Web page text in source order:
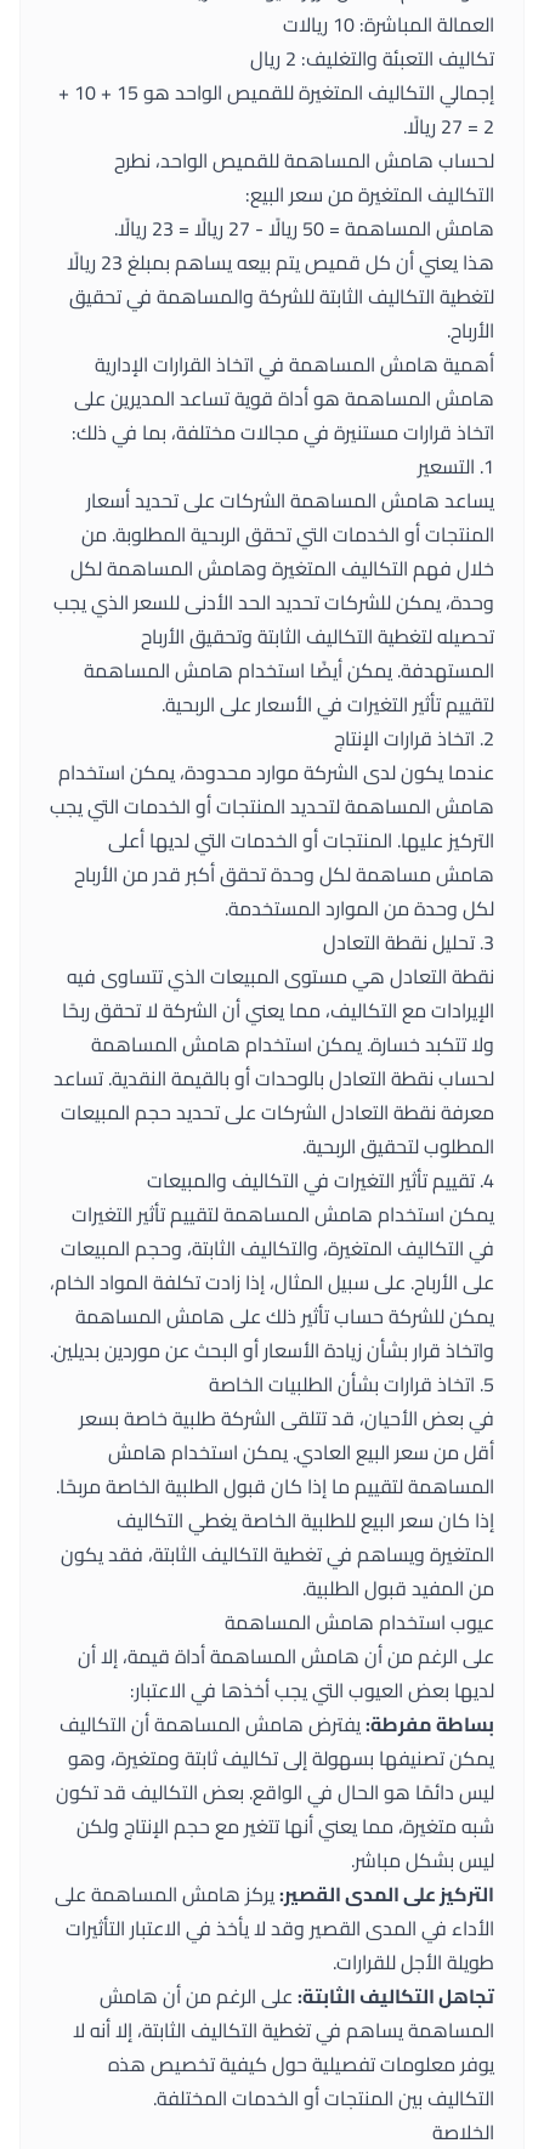
العمالة المباشرة: 10 ريالات
تكاليف التعبئة والتغليف: 2 ريال
إجمالي التكاليف المتغيرة للقميص الواحد هو 15 + 10 +
2 = 27 ريالًا.
لحساب هامش المساهمة للقميص الواحد، نطرح
التكاليف المتغيرة من سعر البيع:
هامش المساهمة = 50 ريالًا - 27 ريالًا = 23 ريالًا.
هذا يعني أن كل قميص يتم بيعه يساهم بمبلغ 23 ريالًا
لتغطية التكاليف الثابتة للشركة والمساهمة في تحقيق
الأرباح.
أهمية هامش المساهمة في اتخاذ القرارات الإدارية
هامش المساهمة هو أداة قوية تساعد المديرين على
اتخاذ قرارات مستنيرة في مجالات مختلفة، بما في ذلك:
1. التسعير
يساعد هامش المساهمة الشركات على تحديد أسعار
المنتجات أو الخدمات التي تحقق الربحية المطلوبة. من
خلال فهم التكاليف المتغيرة وهامش المساهمة لكل
وحدة، يمكن للشركات تحديد الحد الأدنى للسعر الذي يجب
تحصيله لتغطية التكاليف الثابتة وتحقيق الأرباح
المستهدفة. يمكن أيضًا استخدام هامش المساهمة
لتقييم تأثير التغيرات في الأسعار على الربحية.
2. اتخاذ قرارات الإنتاج
عندما يكون لدى الشركة موارد محدودة، يمكن استخدام
هامش المساهمة لتحديد المنتجات أو الخدمات التي يجب
التركيز عليها. المنتجات أو الخدمات التي لديها أعلى
هامش مساهمة لكل وحدة تحقق أكبر قدر من الأرباح
لكل وحدة من الموارد المستخدمة.
3. تحليل نقطة التعادل
نقطة التعادل هي مستوى المبيعات الذي تتساوى فيه
الإيرادات مع التكاليف، مما يعني أن الشركة لا تحقق ربحًا
ولا تتكبد خسارة. يمكن استخدام هامش المساهمة
لحساب نقطة التعادل بالوحدات أو بالقيمة النقدية. تساعد
معرفة نقطة التعادل الشركات على تحديد حجم المبيعات
المطلوب لتحقيق الربحية.
4. تقييم تأثير التغيرات في التكاليف والمبيعات
يمكن استخدام هامش المساهمة لتقييم تأثير التغيرات
في التكاليف المتغيرة، والتكاليف الثابتة، وحجم المبيعات
على الأرباح. على سبيل المثال، إذا زادت تكلفة المواد الخام،
يمكن للشركة حساب تأثير ذلك على هامش المساهمة
واتخاذ قرار بشأن زيادة الأسعار أو البحث عن موردين بديلين.
5. اتخاذ قرارات بشأن الطلبيات الخاصة
في بعض الأحيان، قد تتلقى الشركة طلبية خاصة بسعر
أقل من سعر البيع العادي. يمكن استخدام هامش
المساهمة لتقييم ما إذا كان قبول الطلبية الخاصة مربحًا.
إذا كان سعر البيع للطلبية الخاصة يغطي التكاليف
المتغيرة ويساهم في تغطية التكاليف الثابتة، فقد يكون
من المفيد قبول الطلبية.
عيوب استخدام هامش المساهمة
على الرغم من أن هامش المساهمة أداة قيمة، إلا أن
لديها بعض العيوب التي يجب أخذها في الاعتبار:
بساطة مفرطة:يفترض هامش المساهمة أن التكاليف
يمكن تصنيفها بسهولة إلى تكاليف ثابتة ومتغيرة، وهو
ليس دائمًا هو الحال في الواقع. بعض التكاليف قد تكون
شبه متغيرة، مما يعني أنها تتغير مع حجم الإنتاج ولكن
ليس بشكل مباشر.
التركيز على المدى القصير:يركز هامش المساهمة على
الأداء في المدى القصير وقد لا يأخذ في الاعتبار التأثيرات
طويلة الأجل للقرارات.
تجاهل التكاليف الثابتة:على الرغم من أن هامش
المساهمة يساهم في تغطية التكاليف الثابتة، إلا أنه لا
يوفر معلومات تفصيلية حول كيفية تخصيص هذه
التكاليف بين المنتجات أو الخدمات المختلفة.
الخلاصة